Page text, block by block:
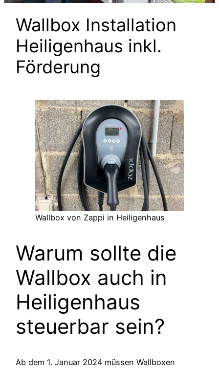
Wallbox Installation
Heiligenhaus inkl.
Förderung
Wallbox von Zappi in Heiligenhaus
Warum sollte die
Wallbox auch in
Heiligenhaus
steuerbar sein?
Ab dem 1. Januar 2024 müssen Wallboxen